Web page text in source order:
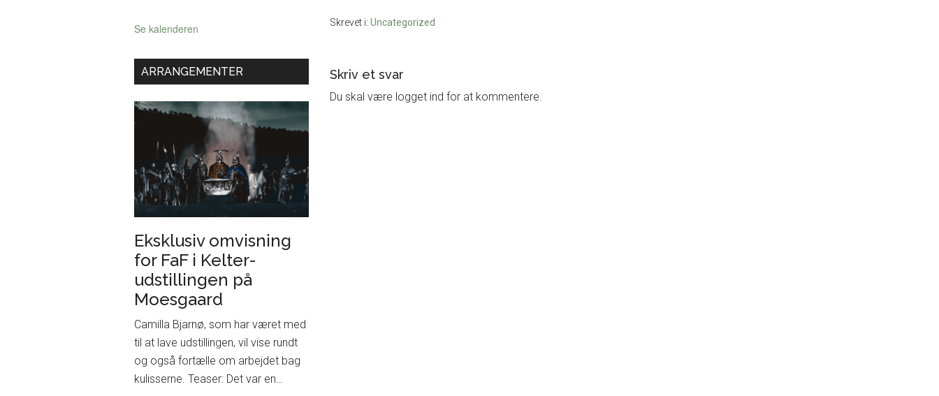
Skrevet i: Uncategorized
Læserinteraktioner
Skriv et svar
Du skal være logget ind for at kommentere.
Se kalenderen
ARRANGEMENTER
Eksklusiv omvisning
for FaF i Kelter-
udstillingen på
Moesgaard
Camilla Bjarnø, som har været med
til at lave udstillingen, vil vise rundt
og også fortælle om arbejdet bag
kulisserne. Teaser: Det var en…